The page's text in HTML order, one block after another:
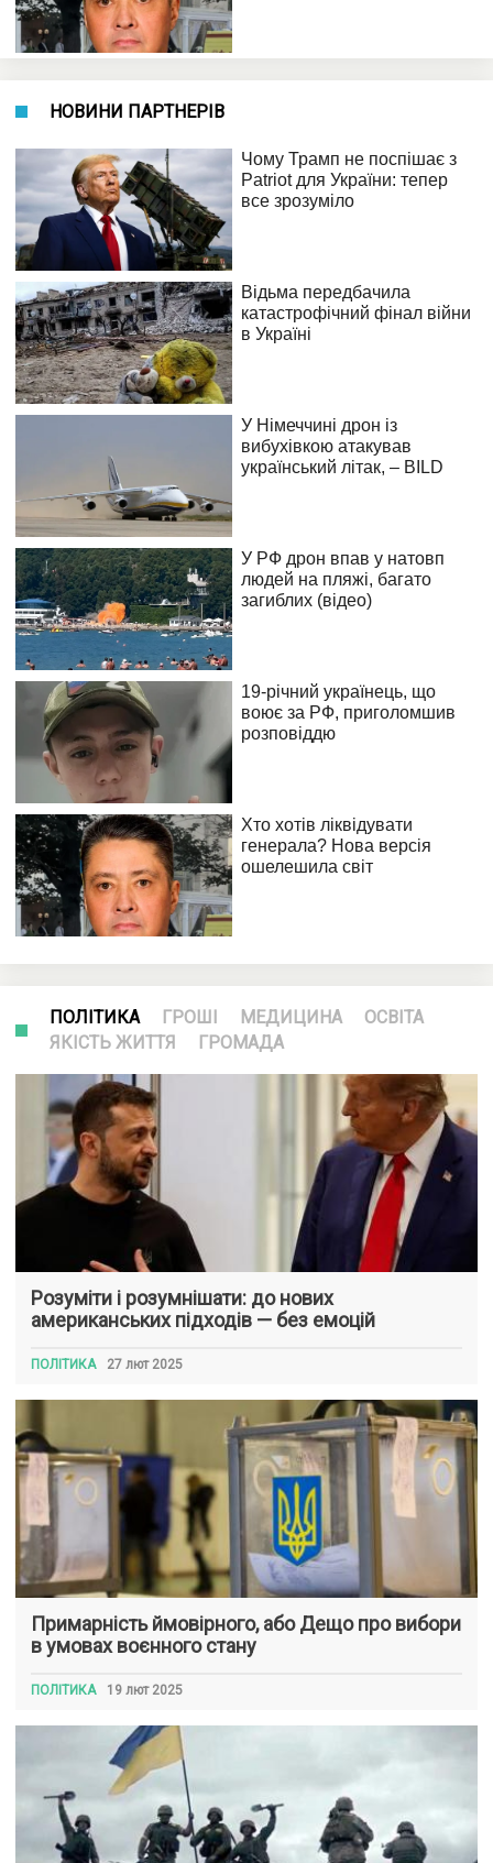
НОВИНИ ПАРТНЕРІВ
ПОЛІТИКА ГРОШІ МЕДИЦИНА
ОСВІТА
ЯКІСТЬ ЖИТТЯ
ГРОМАДА
Розуміти і розумнішати: до нових
американських підходів — без емоцій
ПОЛІТИКА 27 лют 2025
Примарність ймовірного, або Дещо про вибори
в умовах воєнного стану
ПОЛІТИКА 19 лют 2025